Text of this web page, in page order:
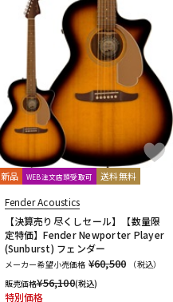
新品 WEB注文店頭受取可 送料無料
Fender Acoustics
【決算売り尽くしセール】【数量限
定特価】Fender Newporter Player
(Sunburst) フェンダー
メーカー希望小売価格 ¥60,500
（税込）
販売価格¥56,100(税込)
特別価格